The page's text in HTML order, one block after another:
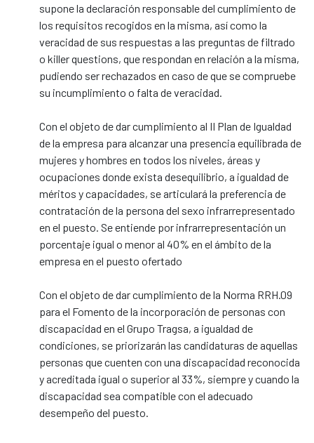
supone la declaración responsable del cumplimiento de
los requisitos recogidos en la misma, así como la
veracidad de sus respuestas a las preguntas de filtrado
o killer questions, que respondan en relación a la misma,
pudiendo ser rechazados en caso de que se compruebe
su incumplimiento o falta de veracidad.
Con el objeto de dar cumplimiento al II Plan de Igualdad
de la empresa para alcanzar una presencia equilibrada de
mujeres y hombres en todos los niveles, áreas y
ocupaciones donde exista desequilibrio, a igualdad de
méritos y capacidades, se articulará la preferencia de
contratación de la persona del sexo infrarrepresentado
en el puesto. Se entiende por infrarrepresentación un
porcentaje igual o menor al 40% en el ámbito de la
empresa en el puesto ofertado
Con el objeto de dar cumplimiento de la Norma RRH.09
para el Fomento de la incorporación de personas con
discapacidad en el Grupo Tragsa, a igualdad de
condiciones, se priorizarán las candidaturas de aquellas
personas que cuenten con una discapacidad reconocida
y acreditada igual o superior al 33%, siempre y cuando la
discapacidad sea compatible con el adecuado
desempeño del puesto.